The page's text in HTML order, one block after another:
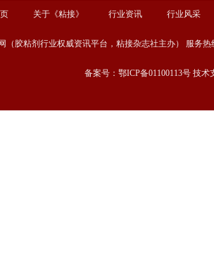
关于《粘接》 行业资讯 行业风采
（胶粘剂行业权威资讯平台，粘接杂志社主办） 服务热
备案号：鄂ICP备01100113号 技术